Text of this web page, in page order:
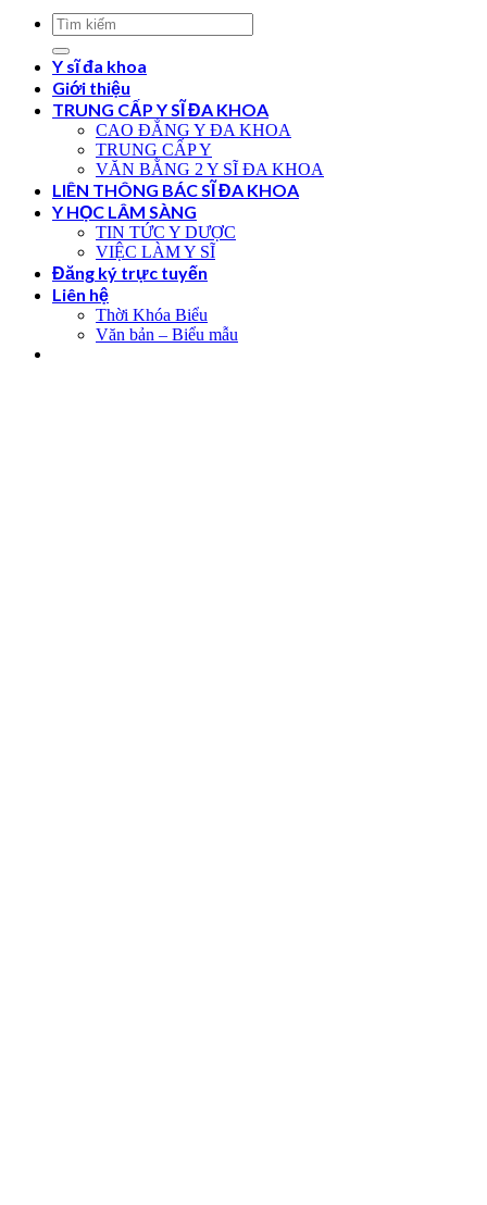
Y sĩ đa khoa
Giới thiệu
TRUNG CẤP Y SĨ ĐA KHOA
CAO ĐẲNG Y ĐA KHOA
TRUNG CẤP Y
VĂN BẰNG 2 Y SĨ ĐA KHOA
LIÊN THÔNG BÁC SĨ ĐA KHOA
Y HỌC LÂM SÀNG
TIN TỨC Y DƯỢC
VIỆC LÀM Y SĨ
Đăng ký trực tuyến
Liên hệ
Thời Khóa Biểu
Văn bản – Biểu mẫu